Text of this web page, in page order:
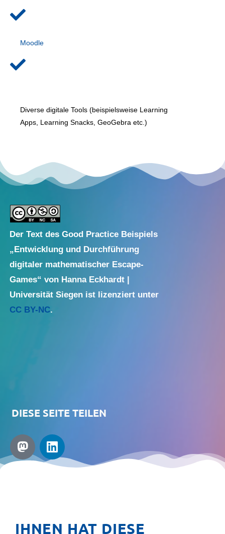
Moodle
Diverse digitale Tools (beispielsweise Learning
Apps, Learning Snacks, GeoGebra etc.)
Der Text des Good Practice Beispiels
„Entwicklung und Durchführung
digitaler mathematischer Escape-
Games“ von Hanna Eckhardt |
Universität Siegen ist lizenziert unter
CC BY-NC.
DIESE SEITE TEILEN
IHNEN HAT DIESE